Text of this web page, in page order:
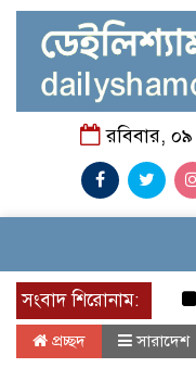
রবিবার,
সংবাদ শিরোনাম:
প্রচ্ছদ সারাদেশ